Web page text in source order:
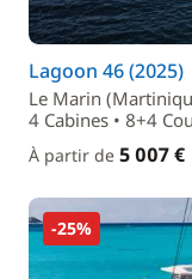
Lagoon 46 (2025)
Le Marin
4 Cabines • 8+4
À partir de 5 007 €
-25%